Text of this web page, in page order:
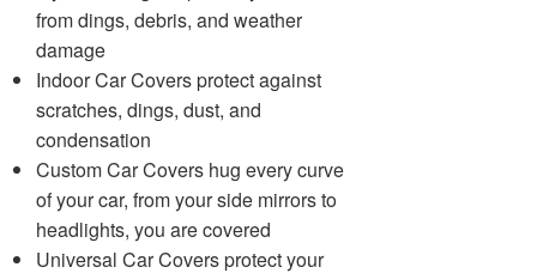
from dings, debris, and weather
damage
Indoor Car Covers protect against
scratches, dings, dust, and
condensation
Custom Car Covers hug every curve
of your car, from your side mirrors to
headlights, you are covered
Universal Car Covers protect your